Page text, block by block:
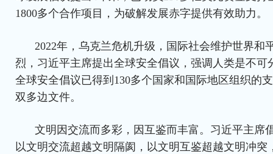
1800多个合作项目，为破解发展赤字提供有效助力。
2022年，乌克兰危机升级，国际社会维护世界和
烈，习近平主席提出全球安全倡议，强调人类是不可
全球安全倡议已得到130多个国家和国际地区组织的
双多边文件。
文明因交流而多彩，因互鉴而丰富。习近平主席
以文明交流超越文明隔阂，以文明互鉴超越文明冲突